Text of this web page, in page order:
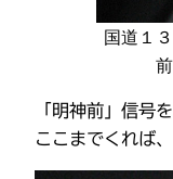
国道１
「明神前」信号
ここまでくれば